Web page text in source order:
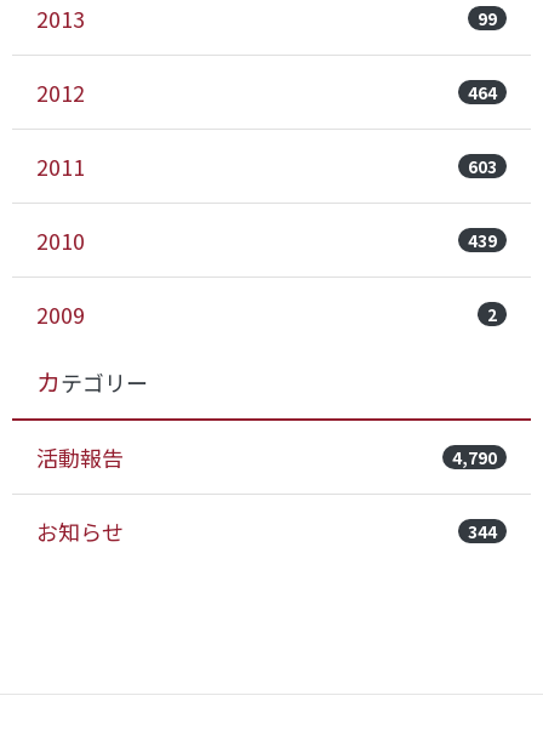
2013 99
2012 464
2011 603
2010 439
2009 2
カテゴリー
活動報告 4,790
お知らせ 344